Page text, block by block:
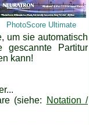
PhotoScore Ultimate
um sie automatisch
Partitur
kann!
(siehe:
Notation /